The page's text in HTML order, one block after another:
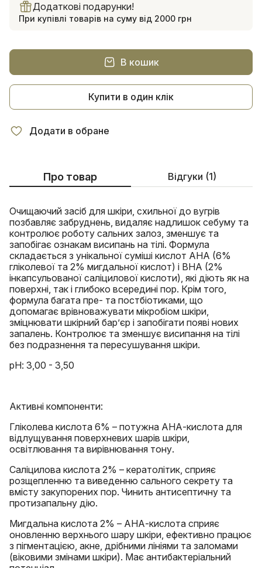
Додаткові подарунки!
При купівлі товарів на суму від 2000 грн
В кошик
Купити в один клік
Додати в обране
Про товар Відгуки (1)
Очищаючий засіб для шкіри, схильної до вугрів
позбавляє забруднень, видаляє надлишок себуму та
контролює роботу сальних залоз, зменшує та
запобігає ознакам висипань на тілі. Формула
складається з унікальної суміші кислот AHA (6%
гліколевої та 2% мигдальної кислот) і BHA (2%
інкапсульованої саліцилової кислоти), які діють як на
поверхні, так і глибоко всередині пор. Крім того,
формула багата пре- та постбіотиками, що
допомагає врівноважувати мікробіом шкіри,
зміцнювати шкірний бар’єр і запобігати появі нових
запалень. Контролює та зменшує висипання на тілі
без подразнення та пересушування шкіри.
рН: 3,00 - 3,50
Активні компоненти:
Гліколева кислота 6% – потужна АНА-кислота для
відлущування поверхневих шарів шкіри,
освітлювання та вирівнювання тону.
Саліцилова кислота 2% – кератолітик, сприяє
розщепленню та виведенню сального секрету та
вмісту закупорених пор. Чинить антисептичну та
протизапальну дію.
Мигдальна кислота 2% – АНА-кислота сприяє
оновленню верхнього шару шкіри, ефективно працює
з пігментацією, акне, дрібними лініями та заломами
(віковими змінами шкіри). Має антибактеріальний